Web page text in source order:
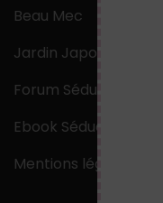
Beau Mec
Jardin Japonais Zen
Forum Séduction
Ebook Séduction
Mentions légales